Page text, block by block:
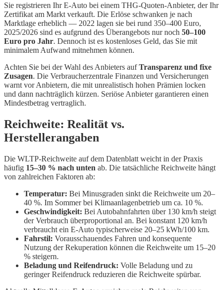
Sie registrieren Ihr E-Auto bei einem THG-Quoten-Anbieter, der Ihr
Zertifikat am Markt verkauft. Die Erlöse schwanken je nach
Marktlage erheblich — 2022 lagen sie bei rund 350–400 Euro,
2025/2026 sind es aufgrund des Überangebots nur noch 50–100
Euro pro Jahr. Dennoch ist es kostenloses Geld, das Sie mit
minimalem Aufwand mitnehmen können.
Achten Sie bei der Wahl des Anbieters aufTransparenz und fixe
Zusagen. Die Verbraucherzentrale Finanzen und Versicherungen
warnt vor Anbietern, die mit unrealistisch hohen Prämien locken
und dann nachträglich kürzen. Seriöse Anbieter garantieren einen
Mindestbetrag vertraglich.
Reichweite: Realität vs.
Herstellerangaben
Die WLTP-Reichweite auf dem Datenblatt weicht in der Praxis
häufig 15–30 % nach unten ab. Die tatsächliche Reichweite hängt
von zahlreichen Faktoren ab:
Temperatur: Bei Minusgraden sinkt die Reichweite um 20–
40 %. Im Sommer bei Klimaanlagenbetrieb um ca. 10 %.
Geschwindigkeit: Bei Autobahnfahrten über 130 km/h steigt
der Verbrauch überproportional an. Bei konstant 120 km/h
verbraucht ein E-Auto typischerweise 20–25 kWh/100 km.
Fahrstil: Vorausschauendes Fahren und konsequente
Nutzung der Rekuperation können die Reichweite um 15–20
% steigern.
Beladung und Reifendruck: Volle Beladung und zu
geringer Reifendruck reduzieren die Reichweite spürbar.